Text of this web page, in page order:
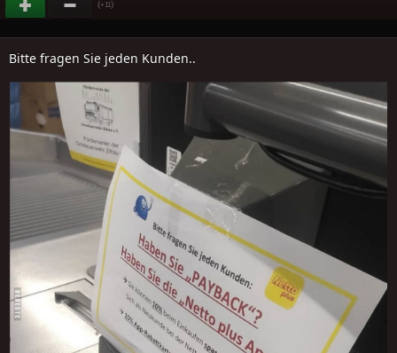
(+11)
Bitte fragen Sie jeden Kunden..